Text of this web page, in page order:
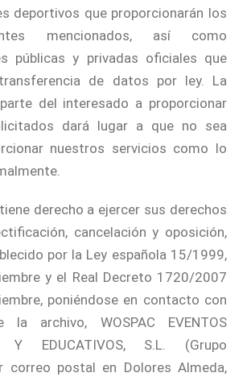
deportivos que proporcionarán los
mencionados, así como
públicas y privadas oficiales que
de datos por ley. La
del interesado a proporcionar
dará lugar a que no sea
nuestros servicios como lo
derecho a ejercer sus derechos
cancelación y oposición,
por la Ley española 15/1999,
y el Real Decreto 1720/2007
poniéndose en contacto con
archivo, WOSPAC EVENTOS
Y EDUCATIVOS, S.L. (Grupo
correo postal en Dolores Almeda,